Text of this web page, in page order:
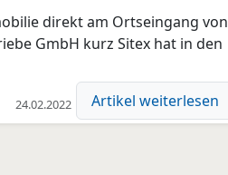
direkt am Ortseingang von
GmbH kurz Sitex hat in den
24.02.2022 Artikel weiterlesen